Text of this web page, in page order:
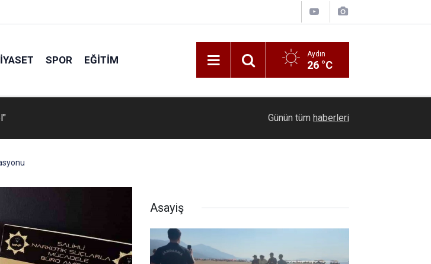
SPOR EĞITIM Aydın
26 °C
Üzüm üreticilerine kritik hasat uyarısı!
Günün tüm haberleri
Asayiş